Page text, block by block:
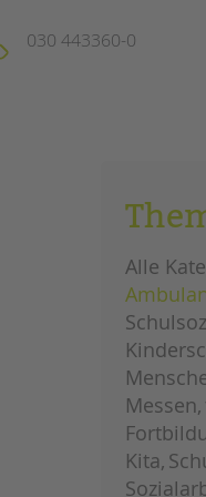
Intranet
schließen
030 443360-0
Suchen
Alle
Messen
Kita